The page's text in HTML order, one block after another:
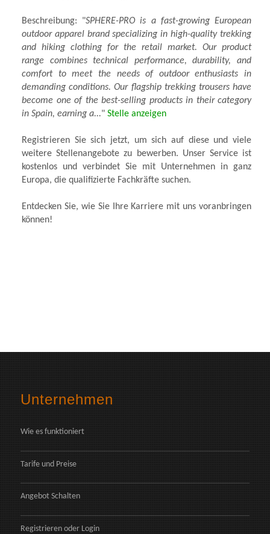
Beschreibung: "SPHERE-PRO is a fast-growing European
outdoor apparel brand specializing in high-quality trekking
and hiking clothing for the retail market. Our product
range combines technical performance, durability, and
comfort to meet the needs of outdoor enthusiasts in
demanding conditions. Our flagship trekking trousers have
become one of the best-selling products in their category
in Spain, earning a..." Stelle anzeigen
Registrieren Sie sich jetzt, um sich auf diese und viele
weitere Stellenangebote zu bewerben. Unser Service ist
kostenlos und verbindet Sie mit Unternehmen in ganz
Europa, die qualifizierte Fachkräfte suchen.
Entdecken Sie, wie Sie Ihre Karriere mit uns voranbringen
können!
Unternehmen
Wie es funktioniert
Tarife und Preise
Angebot Schalten
Registrieren oder Login